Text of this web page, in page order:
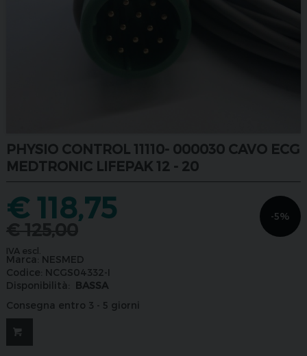
PHYSIO CONTROL 11110- 000030 CAVO ECG
MEDTRONIC LIFEPAK 12 - 20
-5%
€ 118,75
IVA escl.
Marca: NESMED
Codice: NCGS04332-I
Disponibilità: BASSA
Consegna entro 3 - 5 giorni